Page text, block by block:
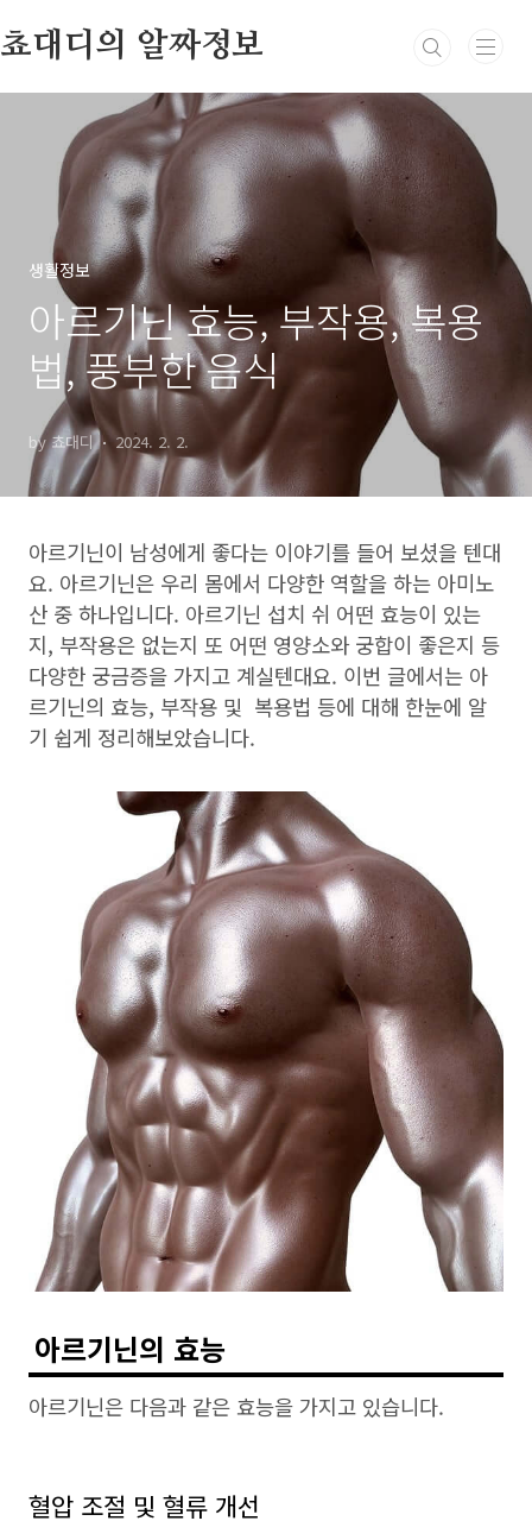
쵸대디의 알짜정보
생활정보
아르기닌 효능, 부작용, 복용
법, 풍부한 음식
by 쵸대디 2024. 2. 2.
아르기닌이 남성에게 좋다는 이야기를 들어 보셨을 텐대
요. 아르기닌은 우리 몸에서 다양한 역할을 하는 아미노
산 중 하나입니다. 아르기닌 섭치 쉬 어떤 효능이 있는
지, 부작용은 없는지 또 어떤 영양소와 궁합이 좋은지 등
다양한 궁금증을 가지고 계실텐대요. 이번 글에서는 아
르기닌의 효능, 부작용 및 복용법 등에 대해 한눈에 알
기 쉽게 정리해보았습니다.
아르기닌의 효능
아르기닌은 다음과 같은 효능을 가지고 있습니다.
혈압 조절 및 혈류 개선